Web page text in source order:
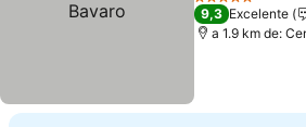
5 Estrellas
9,3 Excelente
a 1.9 km de: